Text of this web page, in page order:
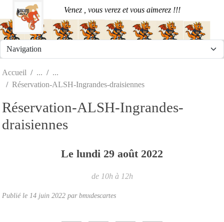
Venez , vous verez et vous aimerez !!!
Accueil
Réservation-ALSH-Ingrandes-draisiennes
Réservation-ALSH-Ingrandes-
draisiennes
Le lundi 29 août 2022
de 10h à 12h
Publié le 14 juin 2022 parbmxdescartes
Panneau de gestion des cookies